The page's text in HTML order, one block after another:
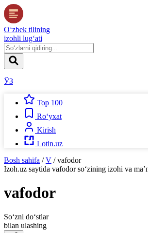
O‘zbek tilining
izohli lug‘ati
ЎЗ
Top 100
Ro‘yxat
Kirish
Lotin.uz
Bosh sahifa / V / vafodor
Izoh.uz saytida vafodorso‘zining izohi va
vafodor
So‘zni do‘stlar
bilan ulashing